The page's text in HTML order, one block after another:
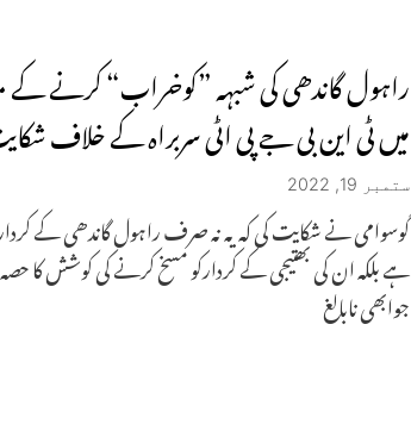
راہول گاندھی کی شبہہ ”کوخراب“ کرنے کے
میں ٹی این بی جے پی اٹی سربراہ کے خلاف
ستمبر 19, 2022
گوسوامی نے شکایت کی کہ یہ نہ صرف راہول گاندھی کے
ہے بلکہ ان کی بھتیجی کے کردارکو مسخ کرنے کی کوشش کا
جوابھی نابالغ